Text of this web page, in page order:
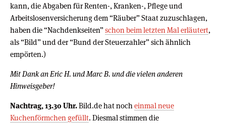
kann, die Abgaben für Renten-, Kranken-, Pflege und
Arbeitslosenversicherung dem “Räuber” Staat zuzuschlagen,
haben die “Nachdenkseiten”schon beim letzten Mal erläutert,
als “Bild” und der “Bund der Steuerzahler” sich ähnlich
empörten.)
Mit Dank an Eric H. und Marc B. und die vielen anderen
Hinweisgeber!
Nachtrag, 13.30 Uhr.Bild.de hat noch einmal neue
Kuchenförmchen gefüllt. Diesmal stimmen die